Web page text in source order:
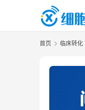
首页 临床转化